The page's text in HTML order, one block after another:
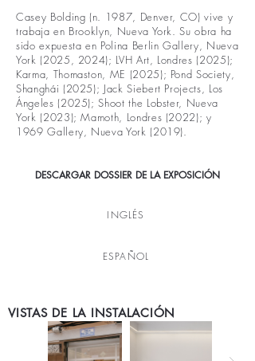
Casey Bolding (n. 1987, Denver, CO) vive y
trabaja en Brooklyn, Nueva York. Su obra ha
sido expuesta en Polina Berlin Gallery, Nueva
York (2025, 2024); LVH Art, Londres (2025);
Karma, Thomaston, ME (2025); Pond Society,
Shanghái (2025); Jack Siebert Projects, Los
Ángeles (2025); Shoot the Lobster, Nueva
York (2023); Mamoth, Londres (2022); y
1969 Gallery, Nueva York (2019).
DESCARGAR DOSSIER DE LA EXPOSICIÓN
INGLÉS
ESPAÑOL
VISTAS DE LA INSTALACIÓN